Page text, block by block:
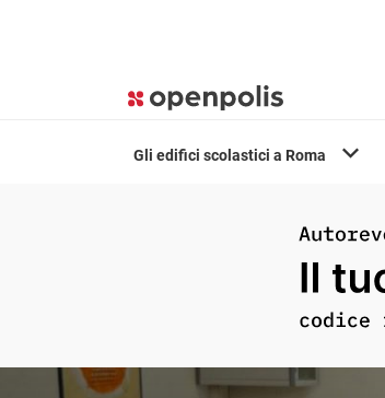
Gli edifici scolastici a Roma